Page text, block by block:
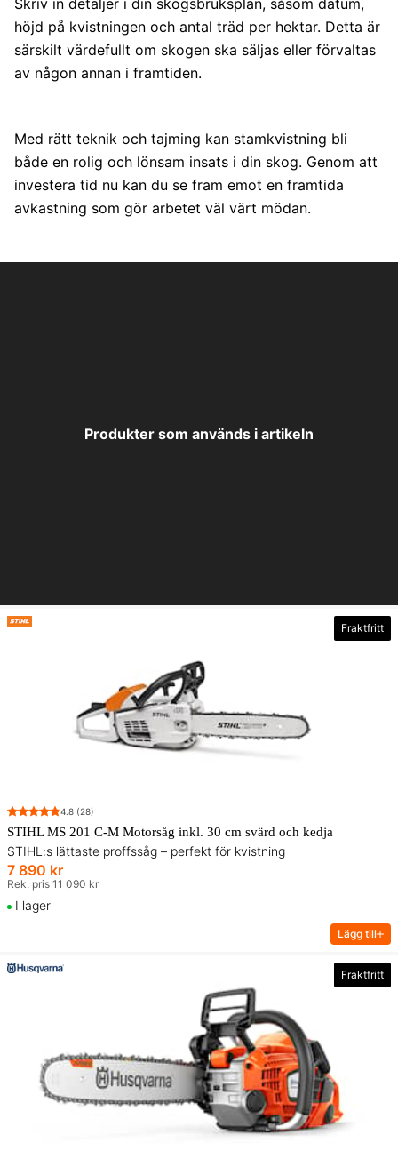
Skriv in detaljer i din skogsbruksplan, såsom datum,
höjd på kvistningen och antal träd per hektar. Detta är
särskilt värdefullt om skogen ska säljas eller förvaltas
av någon annan i framtiden.
Med rätt teknik och tajming kan stamkvistning bli
både en rolig och lönsam insats i din skog. Genom att
investera tid nu kan du se fram emot en framtida
avkastning som gör arbetet väl värt mödan.
Produkter som används i artikeln
Fraktfritt
4.8 (28)
STIHL MS 201 C-M Motorsåg inkl. 30 cm svärd och kedja
STIHL:s lättaste proffssåg – perfekt för kvistning
7 890 kr
Rek. pris 11 090 kr
I lager
Lägg till
Fraktfritt